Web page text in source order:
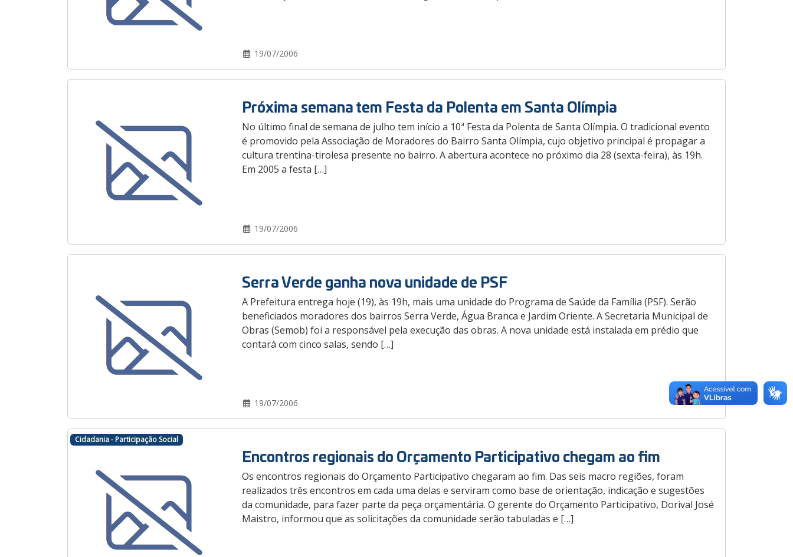
19/07/2006
Próxima semana tem Festa da Polenta em Santa Olímpia
No último final de semana de julho tem início a 10ª Festa da Polenta de Santa Olímpia. O tradicional evento
é promovido pela Associação de Moradores do Bairro Santa Olímpia, cujo objetivo principal é propagar a
cultura trentina-tirolesa presente no bairro. A abertura acontece no próximo dia 28 (sexta-feira), às 19h.
Em 2005 a festa […]
19/07/2006
Serra Verde ganha nova unidade de PSF
A Prefeitura entrega hoje (19), às 19h, mais uma unidade do Programa de Saúde da Família (PSF). Serão
beneficiados moradores dos bairros Serra Verde, Água Branca e Jardim Oriente. A Secretaria Municipal de
Obras (Semob) foi a responsável pela execução das obras. A nova unidade está instalada em prédio que
contará com cinco salas, sendo […]
19/07/2006
Encontros regionais do Orçamento Participativo chegam ao fim
Os encontros regionais do Orçamento Participativo chegaram ao fim. Das seis macro regiões, foram
realizados três encontros em cada uma delas e serviram como base de orientação, indicação e sugestões
da comunidade, para fazer parte da peça orçamentária. O gerente do Orçamento Participativo, Dorival José
Maistro, informou que as solicitações da comunidade serão tabuladas e […]
Cidadania - Participação Social